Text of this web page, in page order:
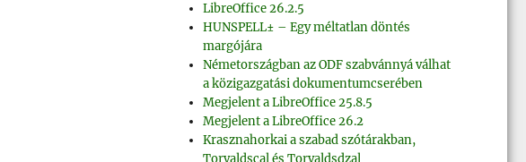
LibreOffice 26.2.5
HUNSPELL± – Egy méltatlan döntés
margójára
Németországban az ODF szabvánnyá válhat
a közigazgatási dokumentumcserében
Megjelent a LibreOffice 25.8.5
Megjelent a LibreOffice 26.2
Krasznahorkai a szabad szótárakban,
Torvaldscal és Torvaldsdzal